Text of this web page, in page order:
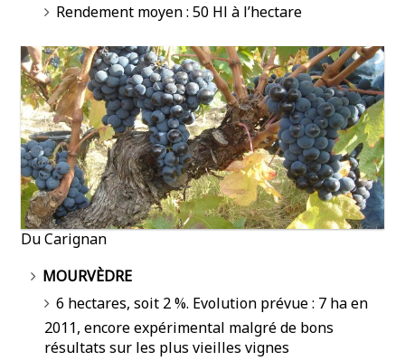
Rendement moyen : 50 Hl à l’hectare
Du Carignan
MOURVÈDRE
6 hectares, soit 2 %. Evolution prévue : 7 ha en
2011, encore expérimental malgré de bons
résultats sur les plus vieilles vignes